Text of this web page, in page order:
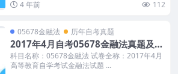
4 年前
112
05678金融法 历年自考真题
2017年4月自考05678金融法真题及答
案
科目名称：05678金融法 试卷全称：2017年4月
高等教育自学考试金融法试题 ...